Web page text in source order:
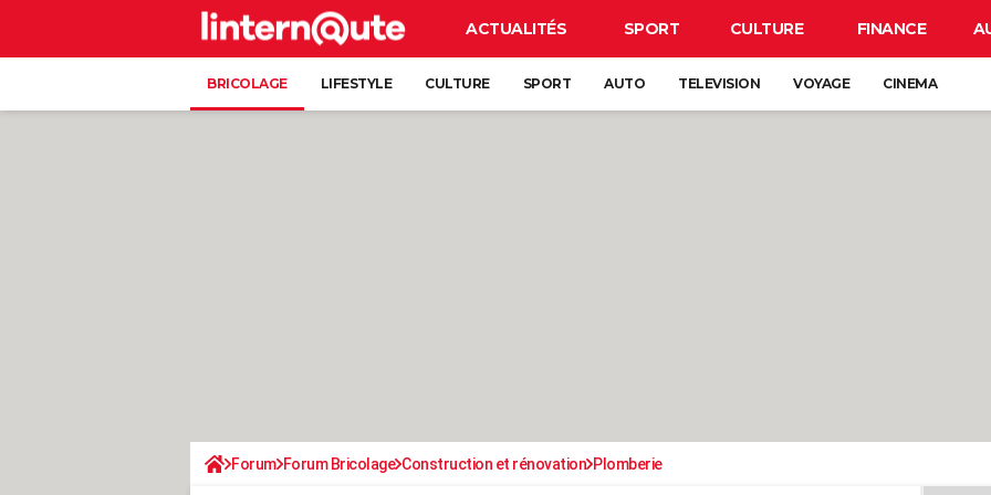
ACTUALITÉS SPORT CULTURE FINANCE
BRICOLAGE LIFESTYLE CULTURE SPORT AUTO TELEVISION VOYAGE CINEMA
Forum Forum Bricolage Construction et rénovation Plomberie